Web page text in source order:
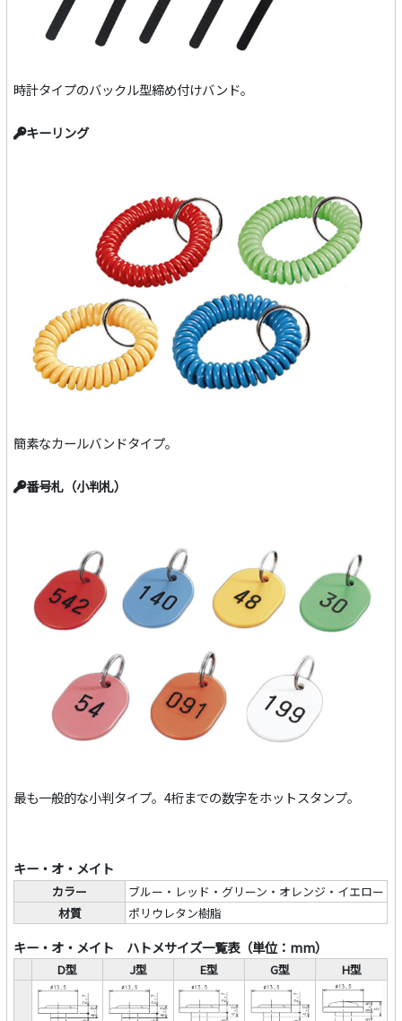
時計タイプのバックル型締め付けバンド。
キーリング
簡素なカールバンドタイプ。
番号札（小判札）
最も一般的な小判タイプ。4桁までの数字をホットスタンプ。
キー・オ・メイト
カラー
ブルー・レッド・グリーン・オレンジ・イエロー
材質
ポリウレタン樹脂
キー・オ・メイト ハトメサイズ一覧表（単位：mm）
D型 J型 E型 G型 H型